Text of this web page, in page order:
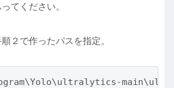
てください。
２で作ったパスを指定。